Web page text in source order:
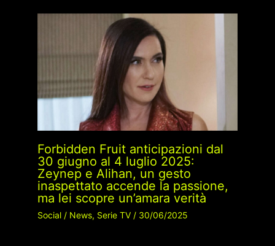
Forbidden Fruit anticipazioni dal
30 giugno al 4 luglio 2025:
Zeynep e Alihan, un gesto
inaspettato accende la passione,
ma lei scopre un’amara verità
Social/ News, Serie TV/ 30/06/2025